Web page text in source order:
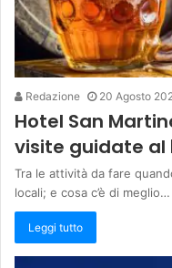
Redazione 20 Agosto
Hotel San
visite guidate al
Tra le attività da fare
locali; e cosa c’è di meglio…
Leggi tutto